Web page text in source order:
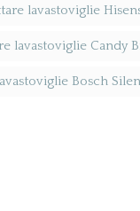
lavastoviglie
lavastoviglie Candy
Bosch